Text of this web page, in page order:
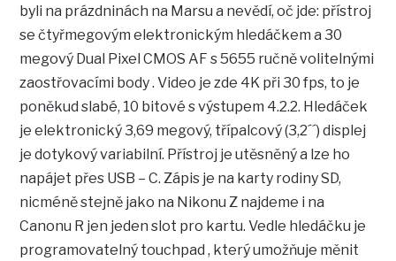
byli na prázdninách na Marsu a nevědí, oč jde: přístroj
se čtyřmegovým elektronickým hledáčkem a 30
megový Dual Pixel CMOS AF s 5655 ručně volitelnými
zaostřovacími body . Video je zde 4K při 30 fps, to je
poněkud slabé, 10 bitové s výstupem 4.2.2. Hledáček
je elektronický 3,69 megový, třípalcový (3,2´´) displej
je dotykový variabilní. Přístroj je utěsněný a lze ho
napájet přes USB – C. Zápis je na karty rodiny SD,
nicméně stejně jako na Nikonu Z najdeme i na
Canonu R jen jeden slot pro kartu. Vedle hledáčku je
programovatelný touchpad , který umožňuje měnit